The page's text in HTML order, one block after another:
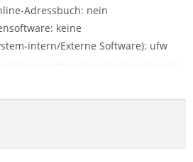
Adressbuch: nein
keine
intern/Externe Software): ufw